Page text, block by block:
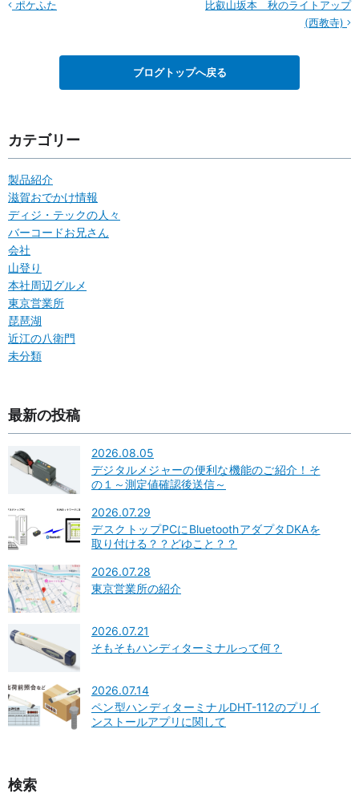
ポケふた
比叡山坂本 秋のライトアップ
(西教寺)
ブログトップへ戻る
カテゴリー
製品紹介
滋賀おでかけ情報
ディジ・テックの人々
バーコードお兄さん
会社
山登り
本社周辺グルメ
東京営業所
琵琶湖
近江の八衛門
未分類
最新の投稿
2026.08.05
デジタルメジャーの便利な機能のご紹介！そ
の１～測定値確認後送信～
2026.07.29
デスクトップPCにBluetoothアダプタDKAを
取り付ける？？どゆこと？？
2026.07.28
東京営業所の紹介
2026.07.21
そもそもハンディターミナルって何？
2026.07.14
ペン型ハンディターミナルDHT-112のプリイ
ンストールアプリに関して
検索